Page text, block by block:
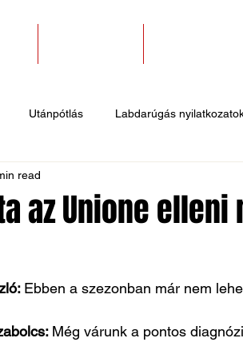
Utánpótlás Labdarúgás
hírek
az Unione elleni
read
Ebben a szezonban már nem
Még várunk a pontos